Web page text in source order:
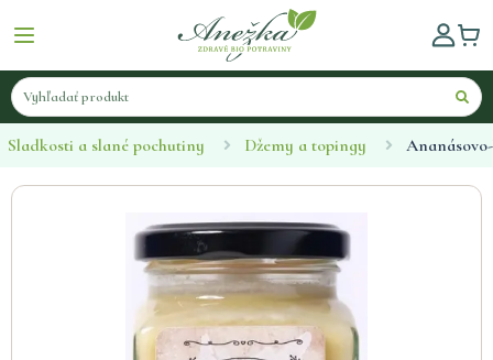
Sladkosti a slané pochutiny Džemy a topingy